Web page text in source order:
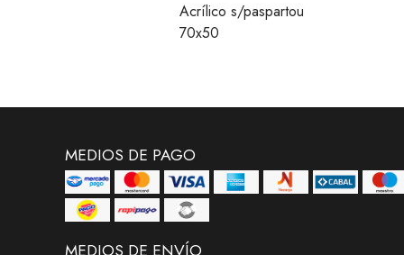
Acrílico s/paspartou
70x50
MEDIOS DE PAGO